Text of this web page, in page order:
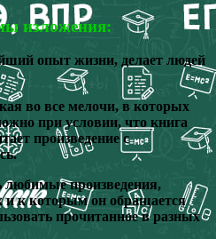
изложения:
опыт жизни, делает людей
во все мелочи, в которых
при условии, что книга
произведение с
произведения,
и к которым он обращается
прочитанное в разных